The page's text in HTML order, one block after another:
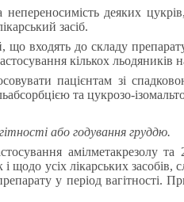
деяких
засіб.
що входять до складу
кількох льодяників
пацієнтам зі
та цукрозо-
або годування груддю.
амілметакрезолу
щодо усіх лікарських засобів,
у період вагітності.